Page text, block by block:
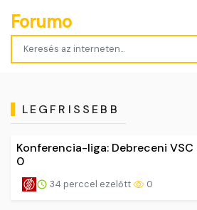
Forumo
LEGFRISSEBB
Konferencia-liga: Debreceni
0
34 perccel ezelőtt 0